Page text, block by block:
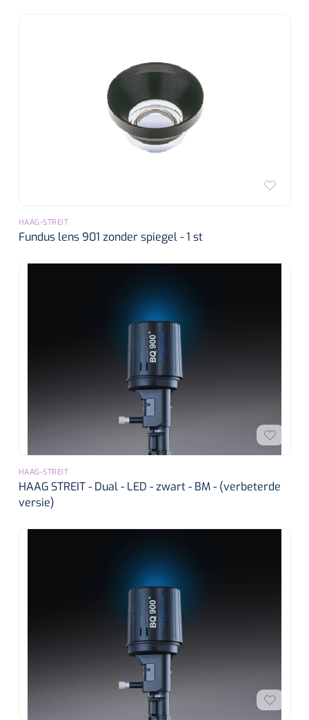
HAAG-STREIT
Fundus lens 901 zonder spiegel - 1 st
HAAG-STREIT
HAAG STREIT - Dual - LED - zwart - BM - (verbeterde
versie)